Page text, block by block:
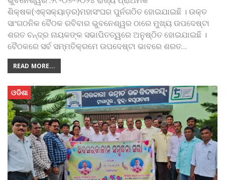
ଶିକ୍ଷକ(ଏକ୍ସକ୍ୟାଡ଼ର)ମହାସଂଘର ପୁର୍ନଗଠିତ ହୋଇଯାଇଛି । ଉକ୍ତ
ସାଂଗଠନିକ ବୈଠକ ରବିବାର ଭୁବନେଶ୍ୱର ଠାରେ ମୁଖ୍ୟ ଉପଦେଷ୍ଟା
ଶରତ ଚନ୍ଦ୍ର ନାୟକଙ୍କ ସଭାପିତତ୍ୱରେ ଅନୁଷ୍ଠିତ ହୋଇଯାଇଛି ।
ବୈଠକରେ ସର୍ବ ସମ୍ମତିକ୍ରମେ ଉପଦେଷ୍ଟା ଭାବରେ ଶରତ…
READ MORE...
ଓଡିଶା